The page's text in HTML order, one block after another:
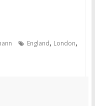
England, London,